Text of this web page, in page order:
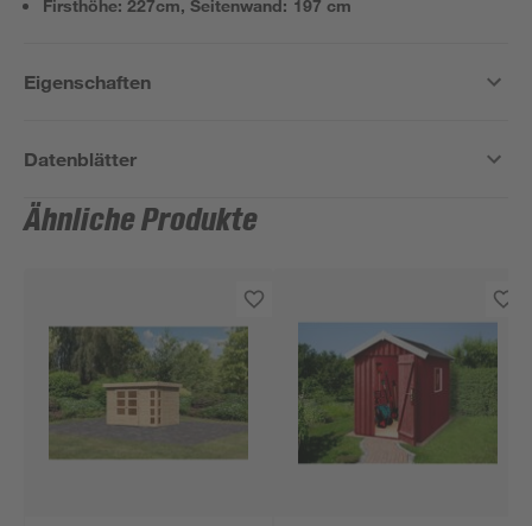
Firsthöhe: 227cm, Seitenwand: 197 cm
Eigenschaften
Datenblätter
Ähnliche Produkte